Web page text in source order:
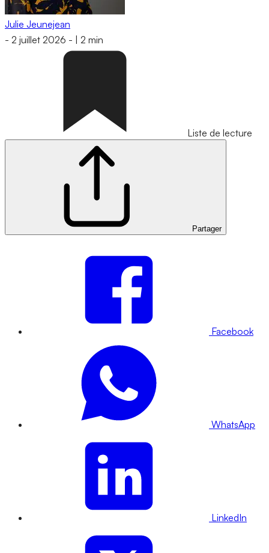
Julie Jeunejean
- 2 juillet 2026 - 2 min
Liste de lecture
Partager
Facebook
WhatsApp
LinkedIn